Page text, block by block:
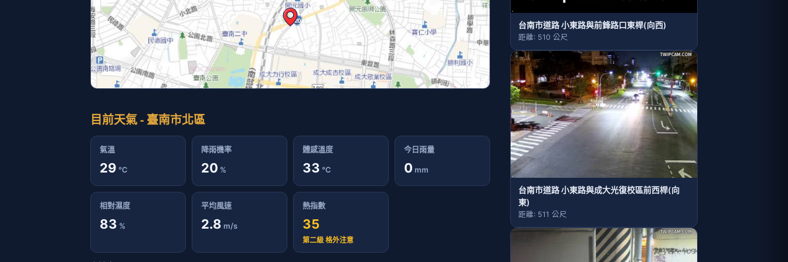
目前天氣 - 臺南市北區
氣溫
29 ℃
降雨機率
20 %
體感溫度
33 ℃
今日雨量
0 mm
相對濕度
83 %
平均風速
2.8 m/s
熱指數
35
第二級 格外注意
台南市道路 小東路與前鋒路口東桿(向西)
距離: 510 公尺
台南市道路 小東路與成大光復校區前西桿(向
東)
距離: 511 公尺